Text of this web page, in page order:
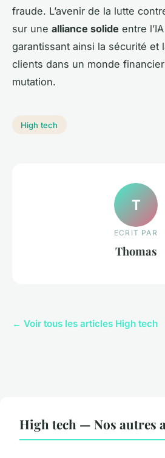
fraude. L’avenir de la lutte
sur une alliance solide entre
garantissant ainsi la sécurité et
clients dans un monde
mutation.
High tech
T
ECRIT PAR
Thomas
← Voir tous les articles High tech
High tech — Nos autres